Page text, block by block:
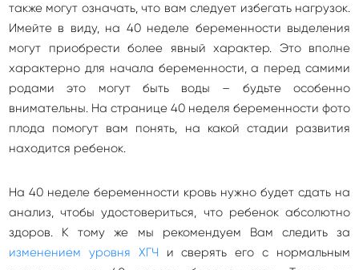
также могут означать, что вам следует избегать нагрузок.
Имейте в виду, на 40 неделе беременности выделения
могут приобрести более явный характер. Это вполне
характерно для начала беременности, а перед самими
родами это могут быть воды – будьте особенно
внимательны. На странице 40 неделя беременности фото
плода помогут вам понять, на какой стадии развития
находится ребенок.
На 40 неделе беременности кровь нужно будет сдать на
анализ, чтобы удостовериться, что ребенок абсолютно
здоров. К тому же мы рекомендуем Вам следить за
изменением уровня ХГЧ и сверять его с нормальным